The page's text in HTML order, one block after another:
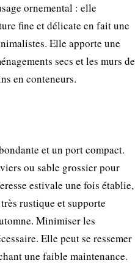
ornemental : elle
fine et délicate en fait une
Elle apporte une
secs et les murs de
en conteneurs.
et un port compact.
ou sable grossier pour
estivale une fois établie,
rustique et supporte
Minimiser les
Elle peut se ressemer
une faible maintenance.